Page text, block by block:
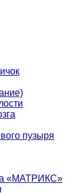
пузыря
«МАТРИКС»